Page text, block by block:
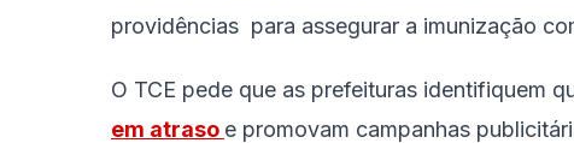
providências para assegurar a imunização
O TCE pede que as prefeituras identifiquem
em atraso e promovam campanhas